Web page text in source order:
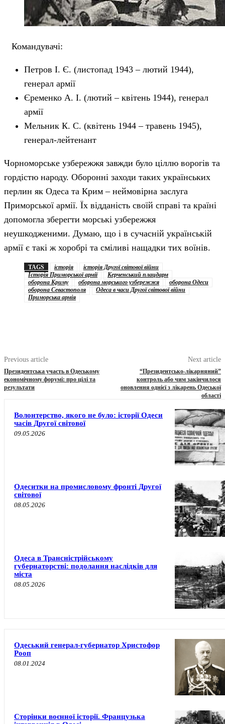
Командувачі:
Петров І. Є. (листопад 1943 – лютий 1944),
генерал армії
Єременко А. І. (лютий – квітень 1944), генерал
армії
Мельник К. С. (квітень 1944 – травень 1945),
генерал-лейтенант
Чорноморське узбережжя завжди було ціллю ворогів та
гордістю народу. Оборонні заходи таких українських
перлин як Одеса та Крим – неймовірна заслуга
Приморської армії. Їх відданість своїй справі та країні
допомогла зберегти морські узбережжя
неушкодженими. Думаю, що і в сучасній українській
армії є такі ж хоробрі та сміливі нащадки тих воїнів.
TAGS історія
історія Другої світової війни
Історія Приморської армії
Керченський плацдарм
оборона Криму
оборона морського узбережжя
оборона Одеси
оборона Севастополя
Одеса в часи Другої світової війни
Приморська армія
Previous article
Президентська участь в Одеському
економічному форумі: про цілі та
результати
Next article
“Президентсько-лікарняний”
контроль або чим закінчилося
оновлення однієї з лікарень Одеської
області
Волонтерство, якого не було: історії Одеси
часів Другої світової
09.05.2026
Одеситки на промисловому фронті Другої
світової
08.05.2026
Одеса в Трансністрійському
губернаторстві: подолання наслідків для
міста
08.05.2026
Одеський генерал-губернатор Христофор
Рооп
08.01.2024
Сторінки воєнної історії. Французька